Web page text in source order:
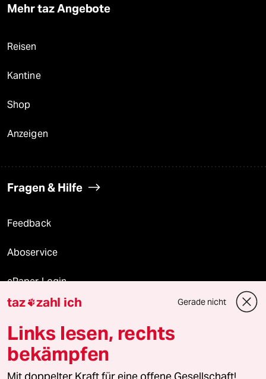
Mehr taz Angebote
Reisen
Kantine
Shop
Anzeigen
Fragen & Hilfe
Feedback
Aboservice
ePaper Login
Downloads für Abonnierende
© 2026 taz Verlags und Vertriebs GmbH
Alle Rechte vorbehalten. Bei rechtlichen Fragen oder für Genehmigungen
taz zahl ich Gerade nicht
Links lesen, rechts
bekämpfen